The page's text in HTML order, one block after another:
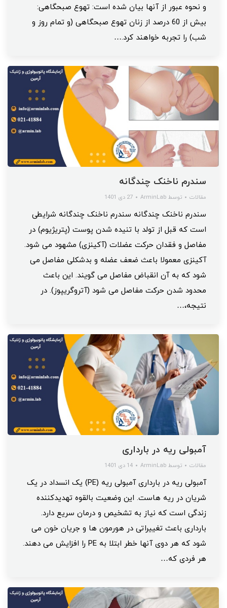
و نحوه عبور از آنها بیان شده است: تهوع صبحگاهی:
بیش از 60 درصد از زنان تهوع صبحگاهی (و تمام روز و
شب) را تجربه خواهند کرد.…
سندرم ناخنک چندگانه
مقالات توسط ArminLab 27 دی 1401
سندرم ناخنک چندگانه سندرم ناخنک چندگانه شرایطی
است که قبل از تولد با تنیده شدن پوست (پتریژیوم) در
مفاصل و فقدان حرکت عضلات (آکینزی) مشهود می شود.
آکینزی معمولا باعث ضعف عضله و بدشکلی مفاصل می
شود که به آن انقباض مفاصل می گویند. این باعث
محدود شدن حرکت مفاصل می شود (آتروگریپوز). در
نتیجه،…
آمبولی ریه در بارداری
مقالات توسط ArminLab 14 دی 1401
آمبولی ریه در بارداری آمبولی ریه (PE) یک انسداد در یک
شریان در ریه هاست. این وضعیت بالقوه تهدیدکننده
زندگی است که نیاز به تشخیص و درمان سریع دارد.
بارداری باعث تغییراتی در هورمون ها و جریان خون می
شود که هر دوی آنها خطر ابتلا به PE را افزایش می دهند.
هر فردی که…